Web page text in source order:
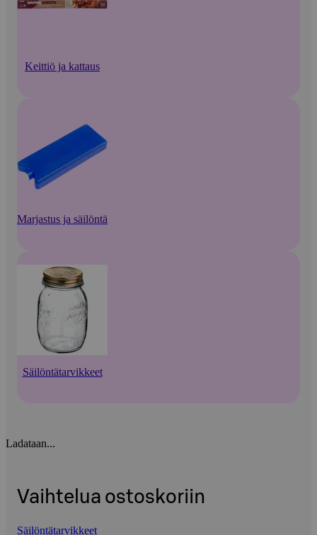
Keittiö ja kattaus
Marjastus ja säilöntä
Säilöntätarvikkeet
Ladataan...
Vaihtelua ostoskoriin
Säilöntätarvikkeet